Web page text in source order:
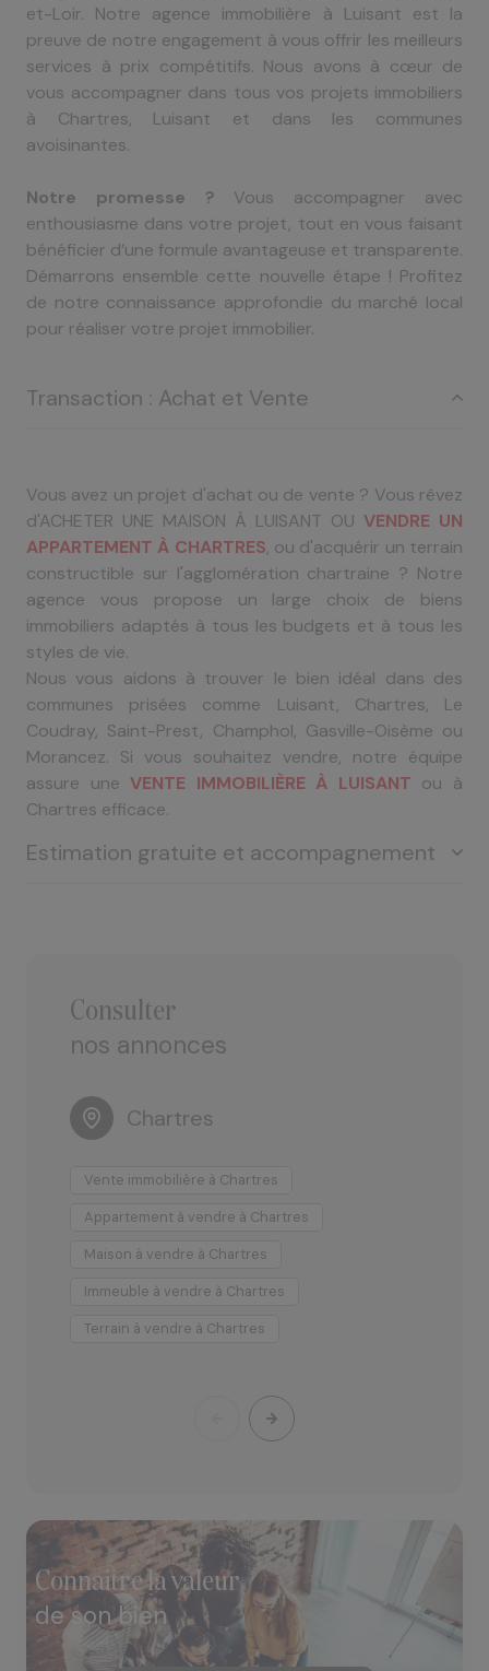
consulter
nos annonces
Chartres
Vente immobilière à Chartres
Appartement à vendre à Chartres
Maison à vendre à Chartres
Immeuble à vendre à Chartres
Terrain à vendre à Chartres
connaitre la valeur
de son bien
et-Loir. Notre agence immobilière à Luisant est la
preuve de notre engagement à vous offrir les meilleurs
services à prix compétitifs. Nous avons à cœur de
vous accompagner dans tous vos projets immobiliers
à Chartres, Luisant et dans les communes
avoisinantes.
Notre promesse ? Vous accompagner avec
enthousiasme dans votre projet, tout en vous faisant
bénéficier d’une formule avantageuse et transparente.
Démarrons ensemble cette nouvelle étape ! Profitez
de notre connaissance approfondie du marché local
pour réaliser votre projet immobilier.
Transaction : Achat et Vente
Vous avez un projet d'achat ou de vente ? Vous rêvez
d'ACHETER UNE MAISON À LUISANT OU VENDRE UN
APPARTEMENT À CHARTRES, ou d'acquérir un terrain
constructible sur l'agglomération chartraine ? Notre
agence vous propose un large choix de biens
immobiliers adaptés à tous les budgets et à tous les
styles de vie.
Nous vous aidons à trouver le bien idéal dans des
communes prisées comme Luisant, Chartres, Le
Coudray, Saint-Prest, Champhol, Gasville-Oisème ou
Morancez. Si vous souhaitez vendre, notre équipe
assure uneVENTE IMMOBILIÈRE À LUISANT ou à
Chartres efficace.
Estimation gratuite et accompagnement
GRATUITE SUR L'AGGLOMÉRATION CHARTRAINE, que
une longère, une maison bourgeoise, un local, des
Grâce à notre parfaite connaissance du marché
juste, et nous vous proposons un mandat de vente
sans exclusivité ainsi que des frais réduits, afin que vos